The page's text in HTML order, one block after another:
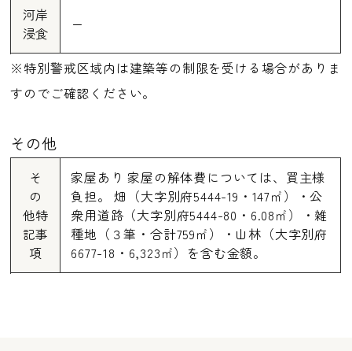
河岸
浸食
ー
※特別警戒区域内は建築等の制限を受ける場合がありま
すのでご確認ください。
その他
そ
の
他特
記事
項
家屋あり 家屋の解体費については、買主様
負担。 畑（大字別府5444-19・147㎡）・公
衆用道路（大字別府5444-80・6.08㎡）・雑
種地（３筆・合計759㎡）・山林（大字別府
6677-18・6,323㎡）を含む金額。